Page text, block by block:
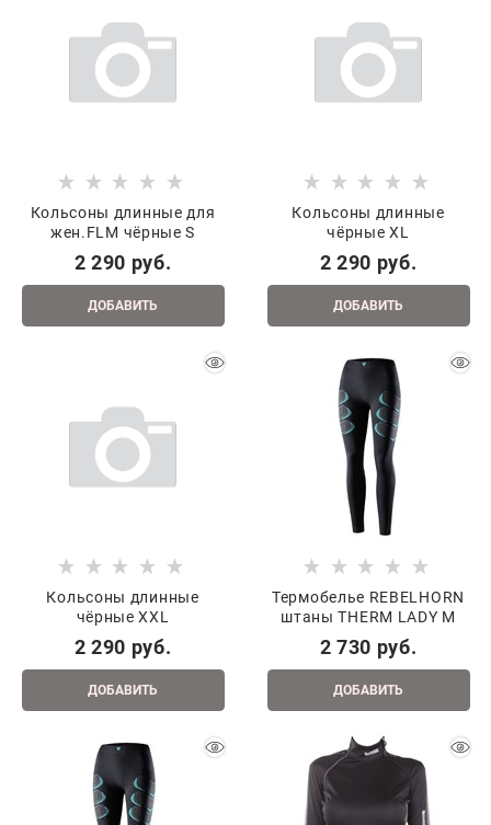
Кольсоны длинные для
жен.FLM чёрные S
2 290 руб.
ДОБАВИТЬ
Кольсоны длинные
чёрные XL
2 290 руб.
ДОБАВИТЬ
Кольсоны длинные
чёрные XXL
2 290 руб.
ДОБАВИТЬ
Термобелье REBELHORN
штаны THERM LADY М
2 730 руб.
ДОБАВИТЬ